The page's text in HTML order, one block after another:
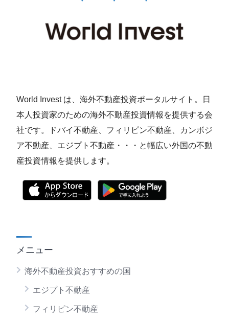
World Invest は、海外不動産投資ポータルサイト。日
本人投資家のための海外不動産投資情報を提供する会
社です。ドバイ不動産、フィリピン不動産、カンボジ
ア不動産、エジプト不動産・・・と幅広い外国の不動
産投資情報を提供します。
メニュー
海外不動産投資おすすめの国
エジプト不動産
フィリピン不動産